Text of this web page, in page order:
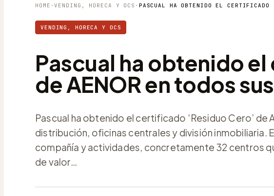
HOME ·VENDING, HORECA Y OCS ·
VENDING, HORECA Y OCS
Pascual ha obtenido
de AENOR en todos
Pascual ha obtenido el certificado ‘Residuo Cero’
distribución, oficinas centrales y división inmobiliaria.
compañía y actividades, concretamente 32 centros
de valor…